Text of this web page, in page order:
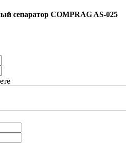
сепаратор COMPRAG AS-025